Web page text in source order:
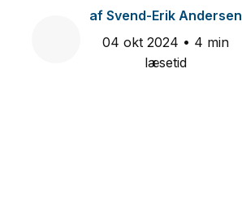
af Svend-Erik Andersen
04 okt 2024 • 4 min
læsetid